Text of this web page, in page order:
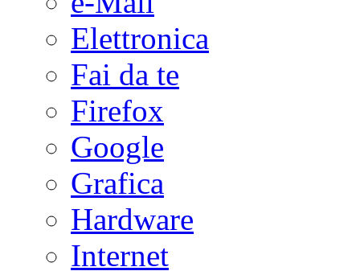
Elettronica
Fai da te
Firefox
Google
Grafica
Hardware
Internet